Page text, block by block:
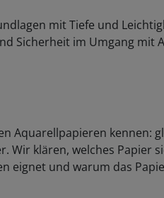
mit Tiefe und
Sicherheit im Umgang mit
Aquarellpapieren kennen:
klären, welches Papier
eignet und warum das